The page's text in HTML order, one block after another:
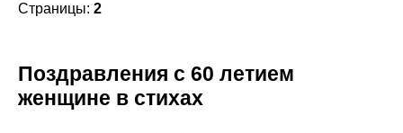
Страницы: 2
Поздравления с 60 летием
женщине в стихах